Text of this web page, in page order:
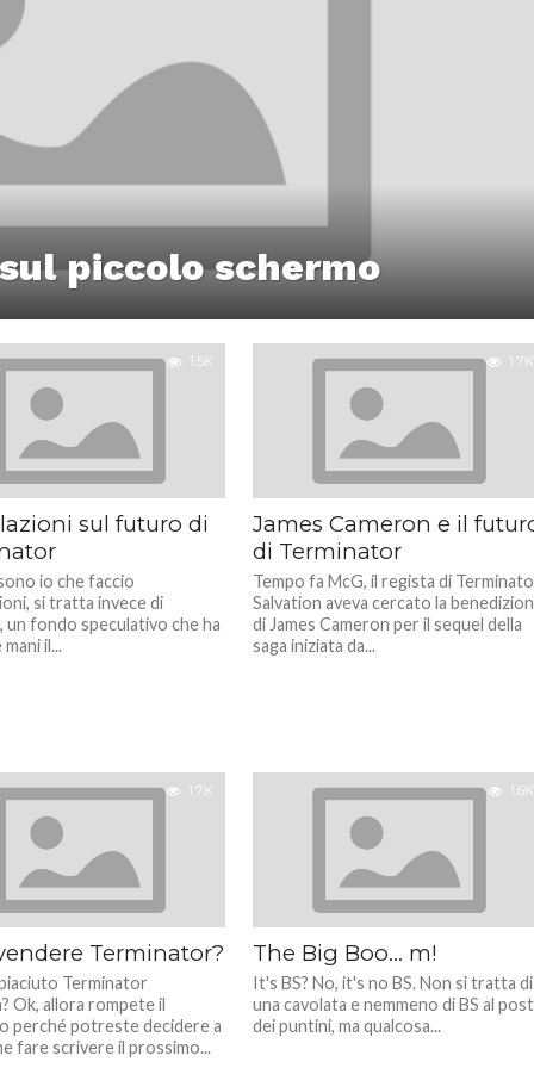
piccolo schermo
1.5K
sul futuro di
io che faccio
si tratta invece di
un fondo speculativo che ha
il...
1.7K
James Cameron e il
di Terminator
Tempo fa McG, il regista di
Salvation aveva cercato la
di James Cameron per il sequel della
saga iniziata da...
1.7K
Terminator?
Terminator
Ok, allora rompete il
perché potreste decidere a
fare scrivere il prossimo...
1.6K
The Big Boo… m!
It's BS? No, it's no BS. Non si tratta di
una cavolata e nemmeno di BS al
dei puntini, ma qualcosa...